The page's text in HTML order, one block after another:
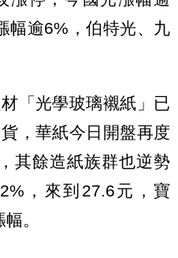
幅逾6%，伯特光、九
「光學玻璃襯紙」已
，華紙今日開盤再度
其餘造紙族群也逆勢
，來到27.6元，寶
。